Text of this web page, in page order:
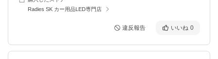
Radies SK カー用品LED専門店
違反報告 いいね 0